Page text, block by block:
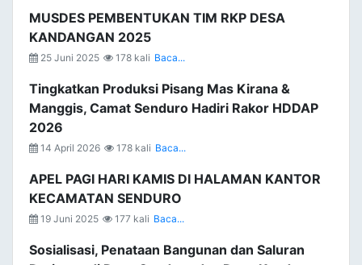
MUSDES PEMBENTUKAN TIM RKP DESA
KANDANGAN 2025
25 Juni 2025 178 kali Baca...
Tingkatkan Produksi Pisang Mas Kirana &
Manggis, Camat Senduro Hadiri Rakor HDDAP
2026
14 April 2026 178 kali Baca...
APEL PAGI HARI KAMIS DI HALAMAN KANTOR
KECAMATAN SENDURO
19 Juni 2025 177 kali Baca...
Sosialisasi, Penataan Bangunan dan Saluran